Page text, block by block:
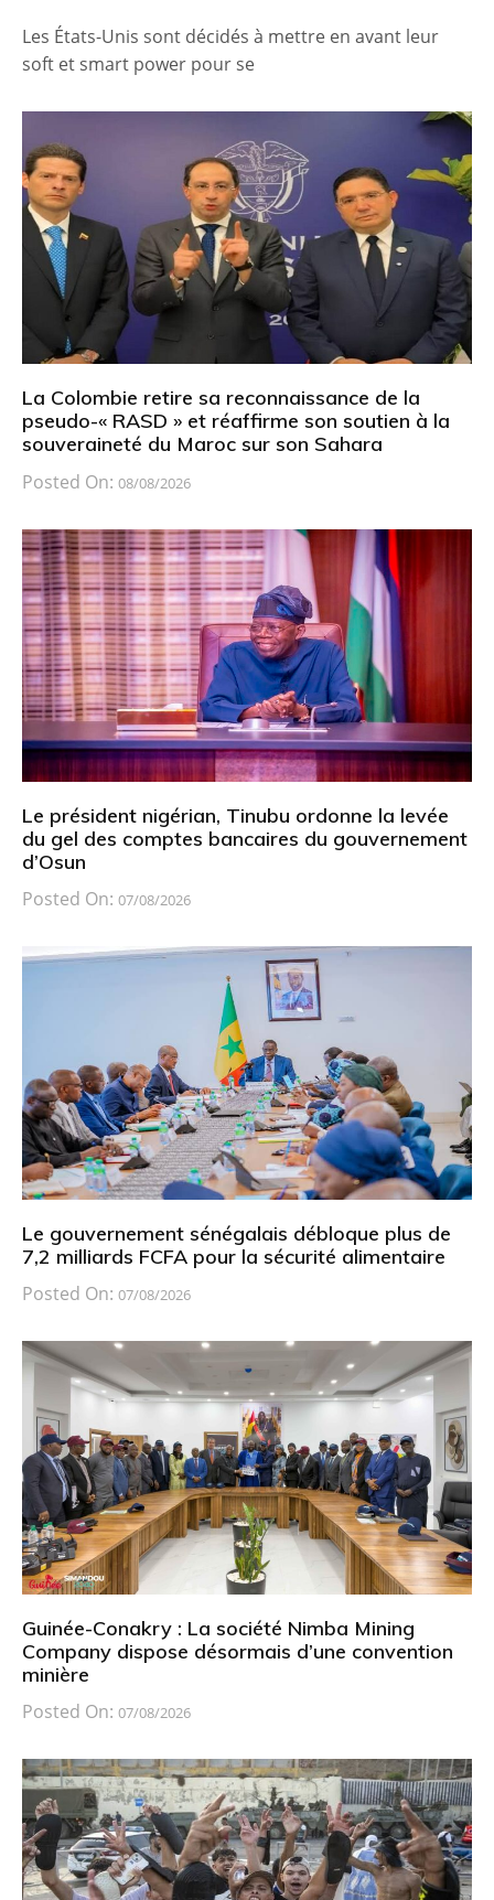
Les États-Unis sont décidés à mettre en avant leur
soft et smart power pour se
La Colombie retire sa reconnaissance de la
pseudo-« RASD » et réaffirme son soutien à la
souveraineté du Maroc sur son Sahara
Posted On: 08/08/2026
Le président nigérian, Tinubu ordonne la levée
du gel des comptes bancaires du gouvernement
d’Osun
Posted On: 07/08/2026
Le gouvernement sénégalais débloque plus de
7,2 milliards FCFA pour la sécurité alimentaire
Posted On: 07/08/2026
Guinée-Conakry : La société Nimba Mining
Company dispose désormais d’une convention
minière
Posted On: 07/08/2026